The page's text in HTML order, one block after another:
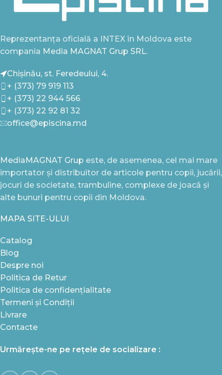
Reprezentanța oficială a INTEX în Moldova este
compania Media MAGNAT Grup SRL.
Chișinău, st. Feredeului, 4.
+ (373) 79 919 113
+ (373) 22 944 566
+ (373) 22 92 81 32
office@episcina.md
MediaMAGNAT Grup este, de asemenea, cel mai mare
importator și distribuitor de articole pentru copii, jucării,
jocuri de societate, trambuline, complexe de joacă și
alte bunuri pentru copii din Moldova.
MAPA SITE-ULUI
Catalog
Blog
Despre noi
Politica de Retur
Politica de confidențialitate
Termeni și Condiții
Livrare
Contacte
Urmărește-ne pe rețele de socializare :